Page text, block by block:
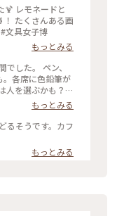
🍹 レモネードと
！ たくさんある画
モネード#文具女子博
もっとみる
した。 ペン、
各席に色鉛筆が
人を選ぶかも？
ジは、食事も文
#カフェ #東京 #
もっとみる
るそうです。カフ
もっとみる